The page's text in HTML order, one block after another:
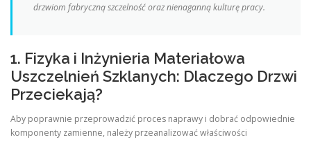
drzwiom fabryczną szczelność oraz nienaganną kulturę pracy.
1. Fizyka i Inżynieria Materiałowa
Uszczelnień Szklanych: Dlaczego Drzwi
Przeciekają?
Aby poprawnie przeprowadzić proces naprawy i dobrać odpowiednie
komponenty zamienne, należy przeanalizować właściwości